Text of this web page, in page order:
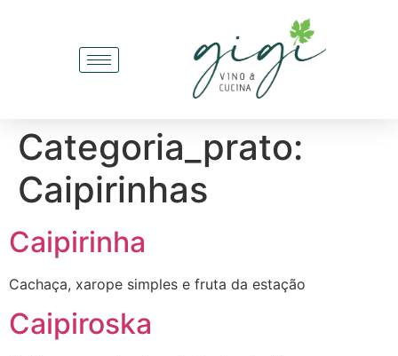
Categoria_prato:
Caipirinhas
Caipirinha
Cachaça, xarope simples e fruta da estação
Caipiroska